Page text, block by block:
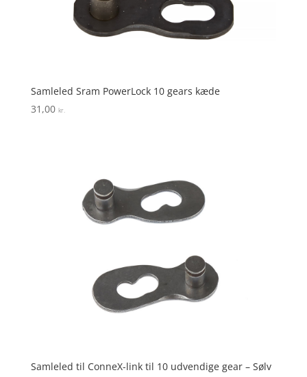
Samleled Sram PowerLock 10 gears kæde
31,00 kr.
Samleled til ConneX-link til 10 udvendige gear – Sølv